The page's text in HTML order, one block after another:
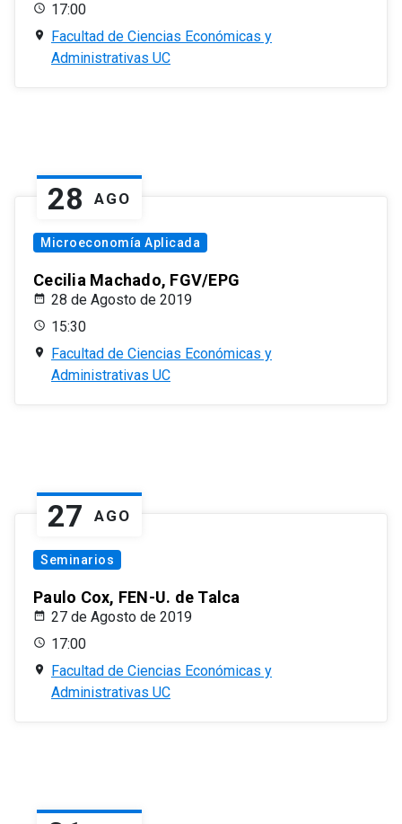
17:00
Facultad de Ciencias Económicas y
Administrativas UC
28 AGO
Microeconomía Aplicada
Cecilia Machado, FGV/EPG
28 de Agosto de 2019
15:30
Facultad de Ciencias Económicas y
Administrativas UC
27 AGO
Seminarios
Paulo Cox, FEN-U. de Talca
27 de Agosto de 2019
17:00
Facultad de Ciencias Económicas y
Administrativas UC